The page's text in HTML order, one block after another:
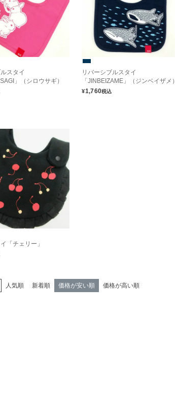
スタイ
」（シロウサギ）
リバーシブルスタイ
「JINBEIZAME」（ジンベイザメ）
¥1,760税込
「チェリー」
人気順 新着順 価格が安い順 価格が高い順